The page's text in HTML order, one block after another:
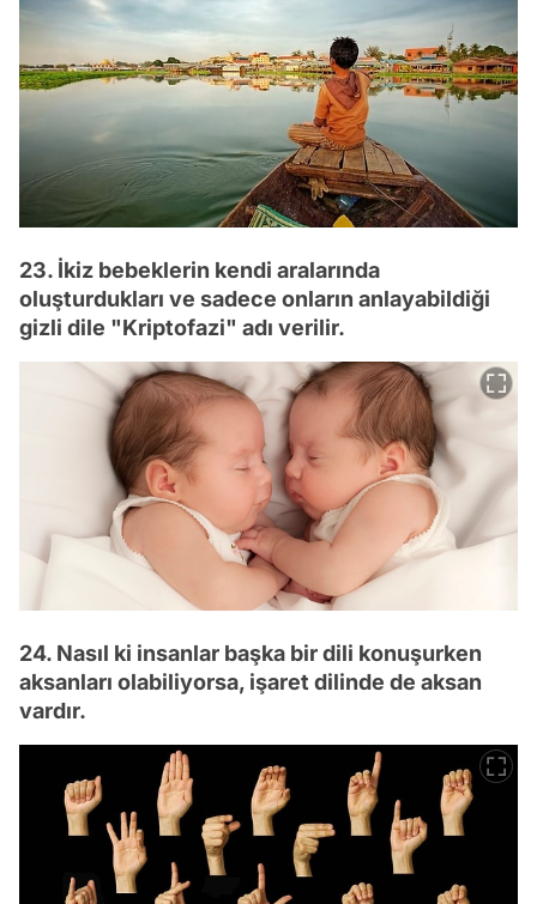
23. İkiz bebeklerin kendi aralarında
oluşturdukları ve sadece onların anlayabildiği
gizli dile "Kriptofazi" adı verilir.
24. Nasıl ki insanlar başka bir dili konuşurken
aksanları olabiliyorsa, işaret dilinde de aksan
vardır.